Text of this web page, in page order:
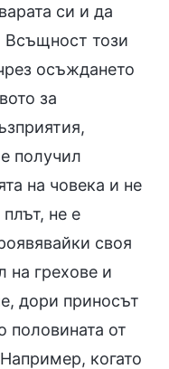
си и да
Всъщност този
осъждането
за
получил
на човека и не
не е
своя
на грехове и
дори приносът
половината от
когато